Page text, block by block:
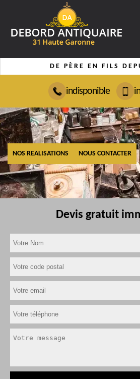
DE PÈRE EN FILS
indisponible
NOS REALISATIONS NOUS CONTACTER
Devis gratuit